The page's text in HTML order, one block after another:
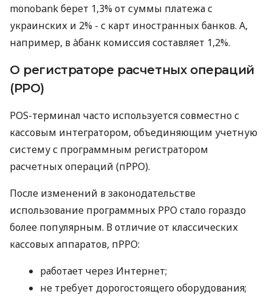
monobank берет 1,3% от суммы платежа с
украинских и 2% - с карт иностранных банков. А,
например, в àбанк комиссия составляет 1,2%.
О регистраторе расчетных операций
(РРО)
POS-терминал часто используется совместно с
кассовым интегратором, объединяющим учетную
систему с программным регистратором
расчетных операций (пРРО).
После изменений в законодательстве
использование программных РРО стало гораздо
более популярным. В отличие от классических
кассовых аппаратов, пРРО:
работает через Интернет;
не требует дорогостоящего оборудования;